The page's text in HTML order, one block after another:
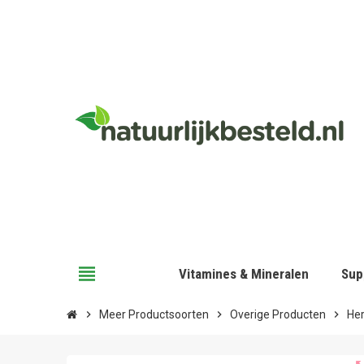
view_headline Vitamines & Mineralen
chevron_right Meer Productsoorten chevron_right Overige Producten chevron_right